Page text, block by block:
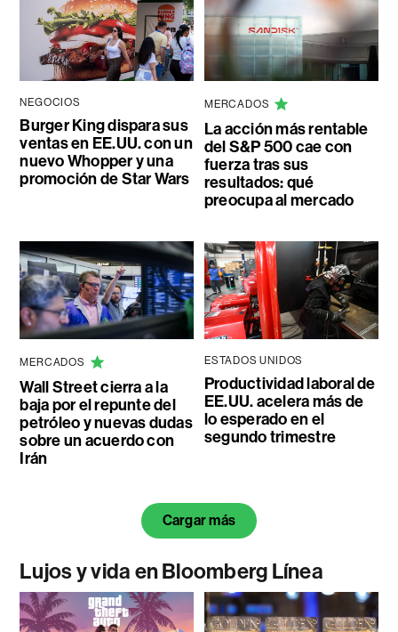
NEGOCIOS
Burger King dispara sus
ventas en EE.UU. con un
nuevo Whopper y una
promoción de Star Wars
MERCADOS
La acción más rentable
del S&P 500 cae con
fuerza tras sus
resultados: qué
preocupa al mercado
MERCADOS
Wall Street cierra a la
baja por el repunte del
petróleo y nuevas dudas
sobre un acuerdo con
Irán
ESTADOS UNIDOS
Productividad laboral de
EE.UU. acelera más de
lo esperado en el
segundo trimestre
Cargar más
Lujos y vida en Bloomberg Línea